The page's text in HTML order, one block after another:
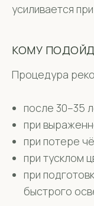
усиливается
КОМУ
Процедура
после 30–35
при
при потере
при тусклом
при
быстрого